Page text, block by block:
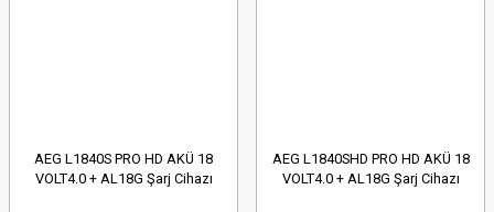
AEG L1840S PRO HD AKÜ 18
VOLT4.0 + AL18G Şarj Cihazı
AEG L1840SHD PRO HD AKÜ 18
VOLT4.0 + AL18G Şarj Cihazı